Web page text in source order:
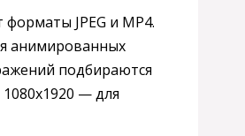
JPEG и MP4.
анимированных
подбираются
— для